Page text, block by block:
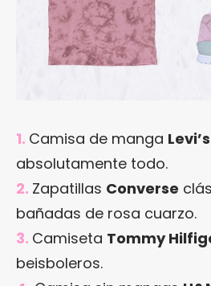
1. Camisa de manga Levi’s
absolutamente todo.
2. Zapatillas Converse
bañadas de rosa cuarzo.
3. Camiseta Tommy
beisboleros.